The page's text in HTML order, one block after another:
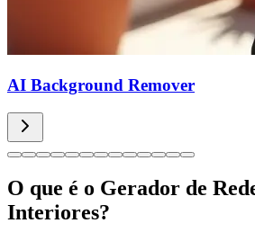
AI Background Remover
O que é o Gerador de
Interiores?